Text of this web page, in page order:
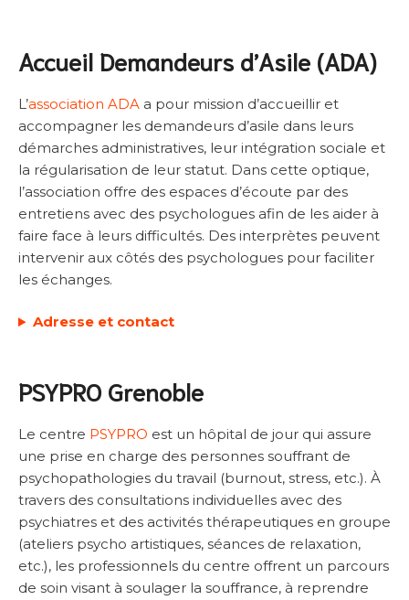
Accueil Demandeurs d’Asile (ADA)
L’association ADA a pour mission d’accueillir et
accompagner les demandeurs d’asile dans leurs
démarches administratives, leur intégration sociale et
la régularisation de leur statut. Dans cette optique,
l’association offre des espaces d’écoute par des
entretiens avec des psychologues afin de les aider à
faire face à leurs difficultés. Des interprètes peuvent
intervenir aux côtés des psychologues pour faciliter
les échanges.
Adresse et contact
PSYPRO Grenoble
Le centre PSYPRO est un hôpital de jour qui assure
une prise en charge des personnes souffrant de
psychopathologies du travail (burnout, stress, etc.). À
travers des consultations individuelles avec des
psychiatres et des activités thérapeutiques en groupe
(ateliers psycho artistiques, séances de relaxation,
etc.), les professionnels du centre offrent un parcours
de soin visant à soulager la souffrance, à reprendre